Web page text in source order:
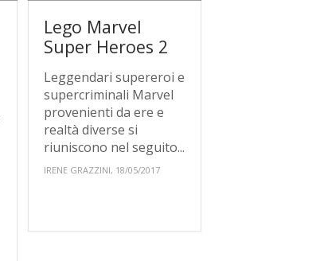
Lego Marvel
Super Heroes 2
Leggendari supereroi e
supercriminali Marvel
provenienti da ere e
realtà diverse si
riuniscono nel seguito...
IRENE GRAZZINI, 18/05/2017